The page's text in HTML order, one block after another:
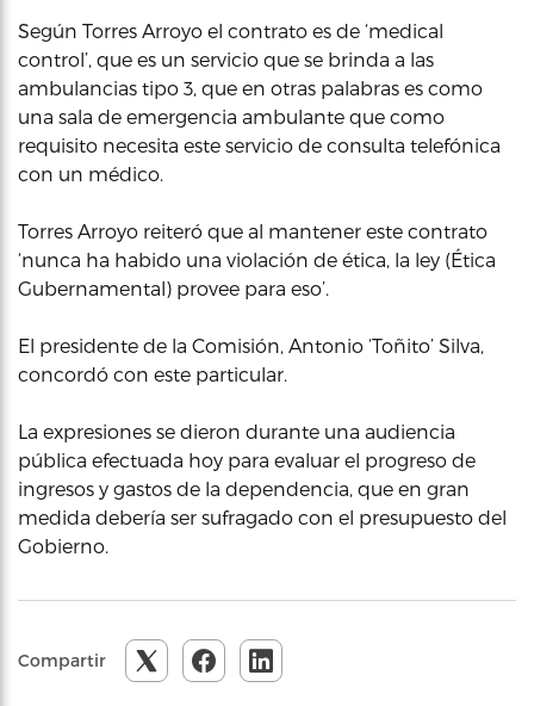
Según Torres Arroyo el contrato es de ‘medical
control’, que es un servicio que se brinda a las
ambulancias tipo 3, que en otras palabras es como
una sala de emergencia ambulante que como
requisito necesita este servicio de consulta telefónica
con un médico.
Torres Arroyo reiteró que al mantener este contrato
‘nunca ha habido una violación de ética, la ley (Ética
Gubernamental) provee para eso’.
El presidente de la Comisión, Antonio ‘Toñito’ Silva,
concordó con este particular.
La expresiones se dieron durante una audiencia
pública efectuada hoy para evaluar el progreso de
ingresos y gastos de la dependencia, que en gran
medida debería ser sufragado con el presupuesto del
Gobierno.
Compartir